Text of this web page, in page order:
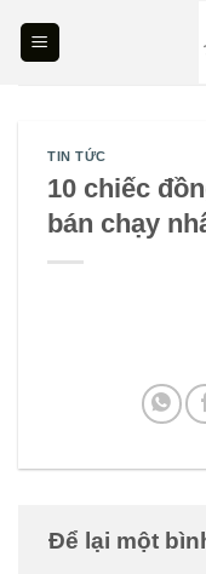
TIN TỨC
10 chiếc
bán chạy
Để lại một